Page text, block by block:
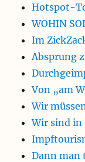
Hotspot-
WOHIN
Im
Absprung
Von „am
Wir
Wir sind in
Dann man